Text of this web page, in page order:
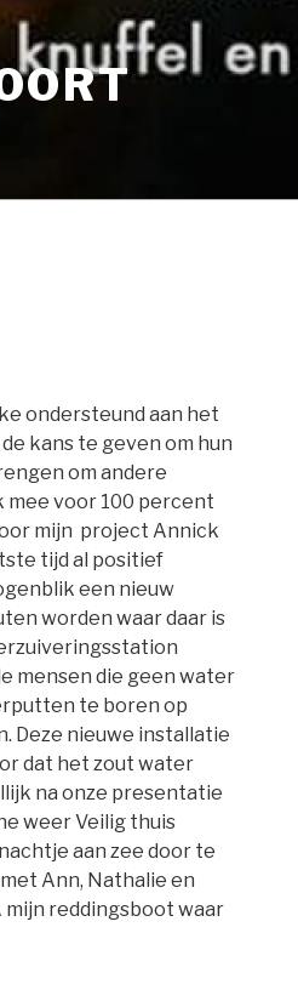
ondersteund aan het
kans te geven om hun
om andere
mee voor 100 percent
mijn project Annick
tijd al positief
een nieuw
worden waar daar is
mensen die geen water
te boren op
Deze nieuwe installatie
dat het zout water
na onze presentatie
weer Veilig thuis
aan zee door te
Ann, Nathalie en
mijn reddingsboot waar